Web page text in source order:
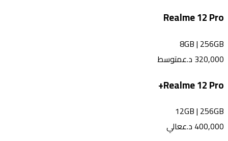
Realme 12 Pro
8GB| 256GB
320,000 د.عمتوسط
Realme 12 Pro+
12GB| 256GB
400,000 د.ععالي